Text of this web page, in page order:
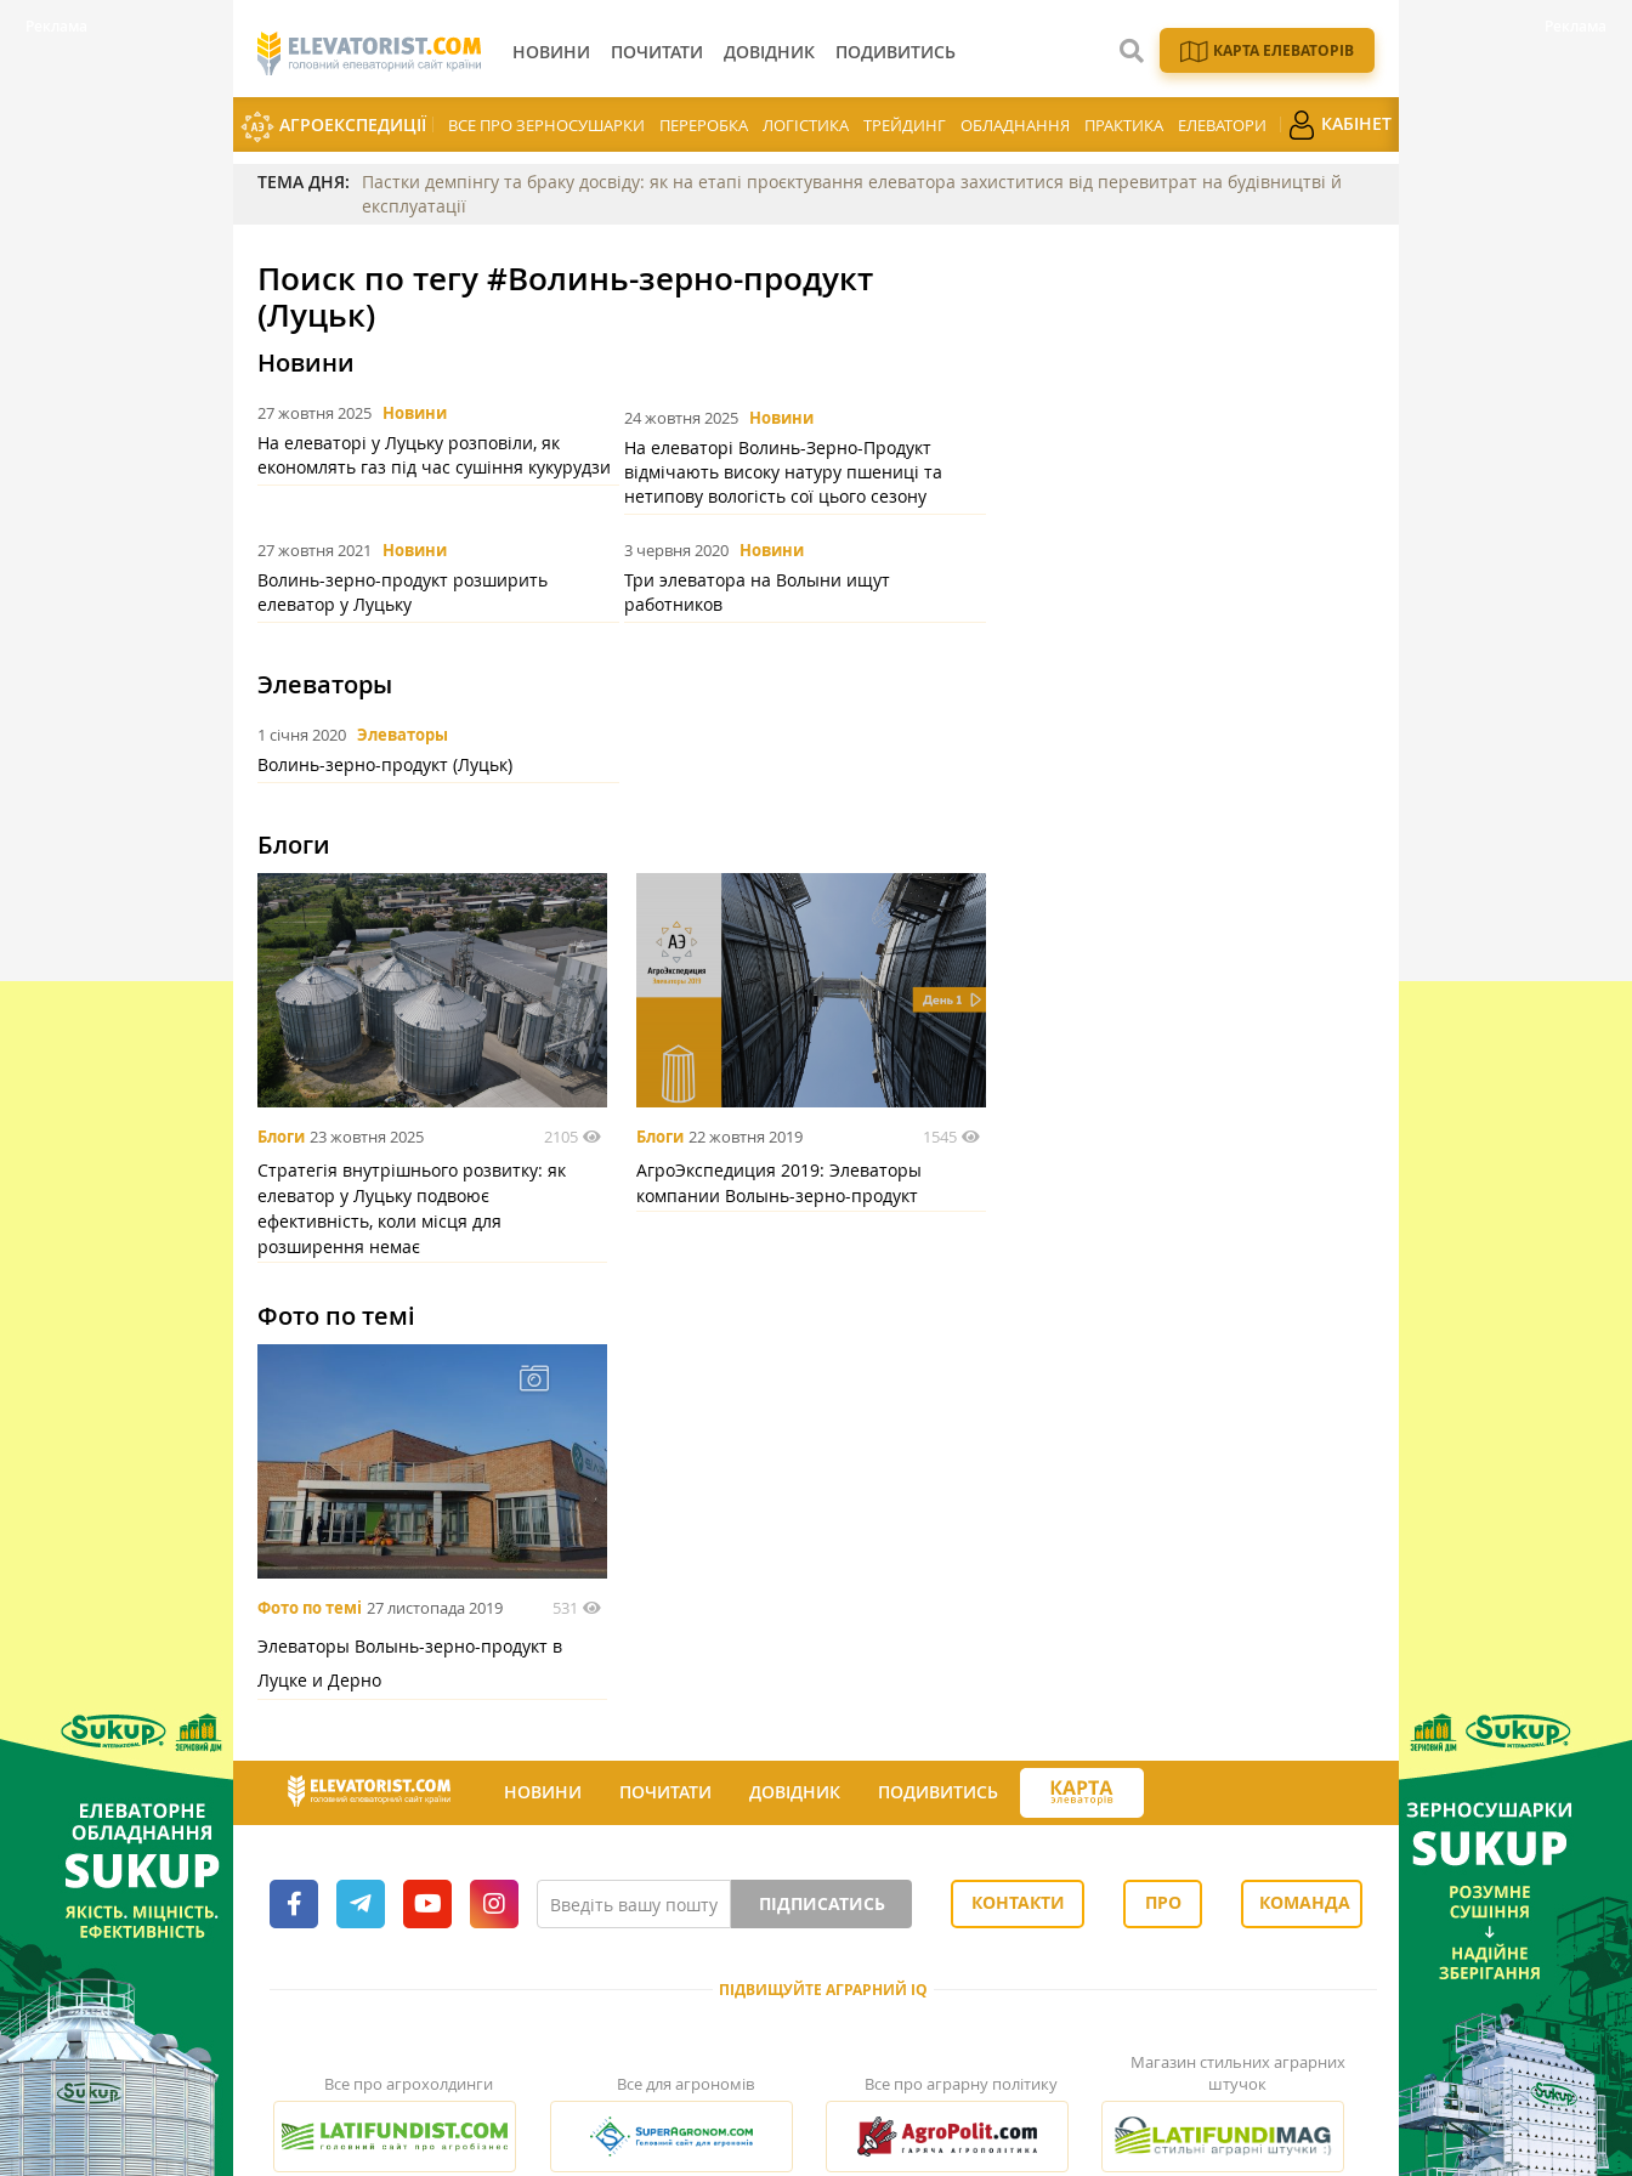
НОВИНИ ПОЧИТАТИ ДОВІДНИК ПОДИВИТИСЬ КАРТА ЕЛЕВАТОРІВ
АГРОЕКСПЕДИЦІЇ ВСЕ ПРО ЗЕРНОСУШАРКИ ПЕРЕРОБКА ЛОГІСТИКА ТРЕЙДИНГ ОБЛАДНАННЯ ПРАКТИКА ЕЛЕВАТОРИ КАБІНЕТ
ТЕМА ДНЯ:
Пастки демпінгу та браку досвіду: як на етапі проєктування елеватора захиститися від перевитрат на будівництві й
експлуатації
Поиск по тегу #Волинь-зерно-продукт
(Луцьк)
Новини
27 жовтня 2025 Новини
На елеваторі у Луцьку розповіли, як
економлять газ під час сушіння кукурудзи
24 жовтня 2025 Новини
На елеваторі Волинь-Зерно-Продукт
відмічають високу натуру пшениці та
нетипову вологість сої цього сезону
27 жовтня 2021 Новини
Волинь-зерно-продукт розширить
елеватор у Луцьку
3 червня 2020 Новини
Три элеватора на Волыни ищут
работников
Элеваторы
1 січня 2020 Элеваторы
Волинь-зерно-продукт (Луцьк)
Блоги
Блоги 23 жовтня 2025 2105
Стратегія внутрішнього розвитку: як
елеватор у Луцьку подвоює
ефективність, коли місця для
розширення немає
Блоги 22 жовтня 2019 1545
АгроЭкспедиция 2019: Элеваторы
компании Волынь-зерно-продукт
Фото по темі
Фото по темі 27 листопада 2019 531
Элеваторы Волынь-зерно-продукт в
Луцке и Дерно
НОВИНИ ПОЧИТАТИ ДОВІДНИК ПОДИВИТИСЬ
ПІДПИСАТИСЬ КОНТАКТИ
ПРО
КОМАНДА
ПІДВИЩУЙТЕ АГРАРНИЙ IQ
Все про агрохолдинги Все для агрономів Все про аграрну політику
Магазин стильних аграрних
штучок